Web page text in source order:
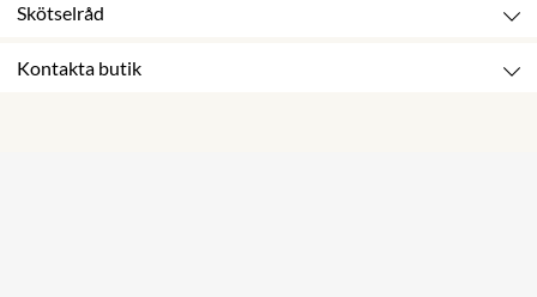
Skötselråd
Kontakta butik